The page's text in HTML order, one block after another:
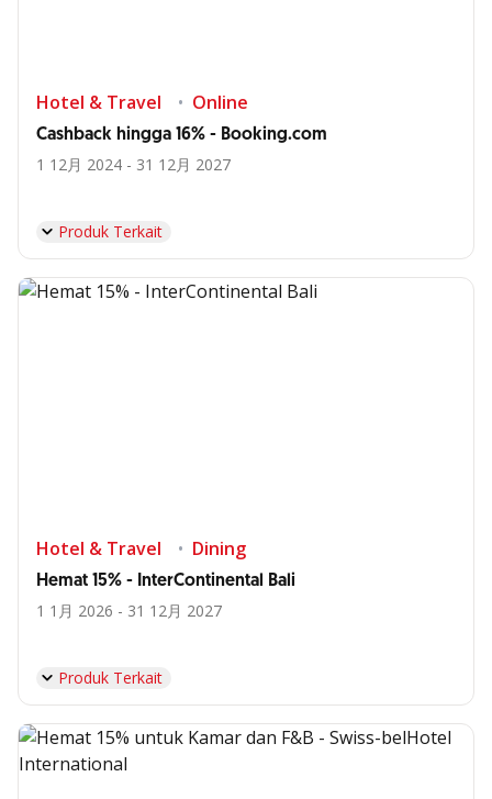
Hotel & Travel Online
Cashback hingga 16% - Booking.com
1 12月 2024 - 31 12月 2027
Produk Terkait
Hotel & Travel Dining
Hemat 15% - InterContinental Bali
1 1月 2026 - 31 12月 2027
Produk Terkait